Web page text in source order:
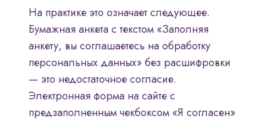
На практике это означает следующее.
Бумажная анкета с текстом «Заполняя
анкету, вы соглашаетесь на обработку
персональных данных» без расшифровки
— это недостаточное согласие.
Электронная форма на сайте с
предзаполненным чекбоксом «Я согласен»